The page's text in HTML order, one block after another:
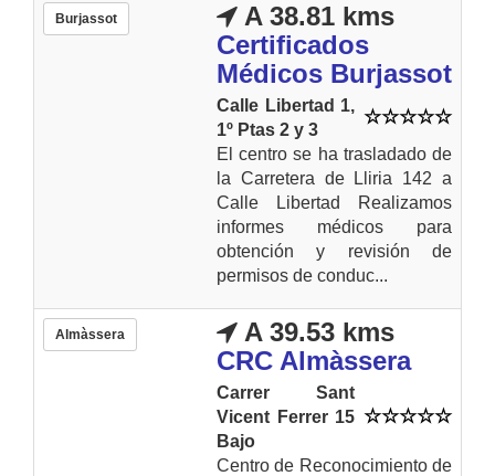
Burjassot
A 38.81 kms
Certificados
Médicos Burjassot
Calle Libertad 1,
1º Ptas 2 y 3
El centro se ha trasladado de
la Carretera de Lliria 142 a
Calle Libertad Realizamos
informes médicos para
obtención y revisión de
permisos de conduc...
Almàssera
A 39.53 kms
CRC Almàssera
Carrer Sant
Vicent Ferrer 15
Bajo
Centro de Reconocimiento de